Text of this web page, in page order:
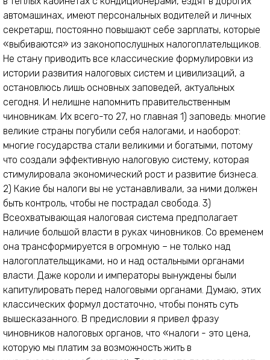
автомашинах, имеют персональных водителей и личных
секретарш, постоянно повышают себе зарплаты, которые
«выбиваются» из законопослушных налогоплательщиков.
Не стану приводить все классические формулировки из
истории развития налоговых систем и цивилизаций, а
остановлюсь лишь основных заповедей, актуальных
сегодня. И нелишне напомнить правительственным
чиновникам. Их всего-то 27, но главная 1) заповедь: многие
великие страны погубили себя налогами, и наоборот:
многие государства стали великими и богатыми, потому
что создали эффективную налоговую систему, которая
стимулировала экономический рост и развитие бизнеса.
2) Какие бы налоги вы не устанавливали, за ними должен
быть контроль, чтобы не пострадал свобода. 3)
Всеохватывающая налоговая система предполагает
наличие большой власти в руках чиновников. Со временем
она трансформируется в огромную – не только над
налогоплательщиками, но и над остальными органами
власти. Даже короли и императоры вынуждены были
капитулировать перед налоговыми органами. Думаю, этих
классических формул достаточно, чтобы понять суть
вышесказанного. В предисловии я привел фразу
чиновников налоговых органов, что «налоги - это цена,
которую мы платим за возможность жить в